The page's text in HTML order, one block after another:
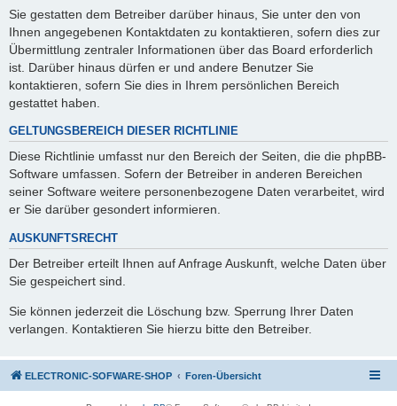
Sie gestatten dem Betreiber darüber hinaus, Sie unter den von
Ihnen angegebenen Kontaktdaten zu kontaktieren, sofern dies zur
Übermittlung zentraler Informationen über das Board erforderlich
ist. Darüber hinaus dürfen er und andere Benutzer Sie
kontaktieren, sofern Sie dies in Ihrem persönlichen Bereich
gestattet haben.
GELTUNGSBEREICH DIESER RICHTLINIE
Diese Richtlinie umfasst nur den Bereich der Seiten, die die phpBB-
Software umfassen. Sofern der Betreiber in anderen Bereichen
seiner Software weitere personenbezogene Daten verarbeitet, wird
er Sie darüber gesondert informieren.
AUSKUNFTSRECHT
Der Betreiber erteilt Ihnen auf Anfrage Auskunft, welche Daten über
Sie gespeichert sind.
Sie können jederzeit die Löschung bzw. Sperrung Ihrer Daten
verlangen. Kontaktieren Sie hierzu bitte den Betreiber.
ELECTRONIC-SOFWARE-SHOP Foren-Übersicht